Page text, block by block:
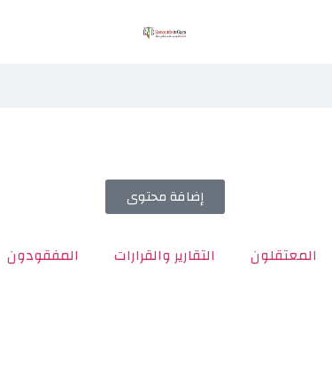
إضافة محتوى
المعتقلون التقارير والقرارات المفقودون